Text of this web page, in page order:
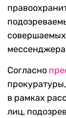
Согласно
в рамках
лиц,